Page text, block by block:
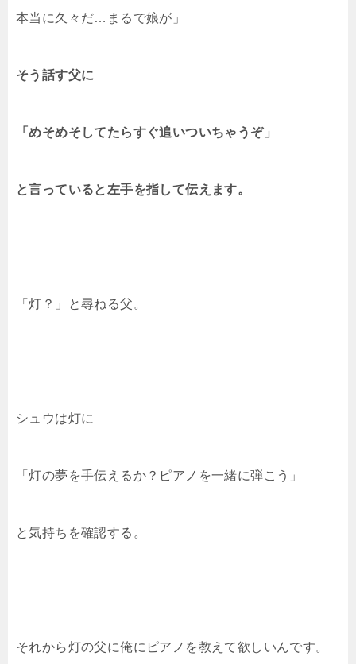
本当に久々だ…まるで娘が」
そう話す父に
「めそめそしてたらすぐ追いついちゃうぞ」
と言っていると左手を指して伝えます。
「灯？」と尋ねる父。
シュウは灯に
「灯の夢を手伝えるか？ピアノを一緒に弾こう」
と気持ちを確認する。
それから灯の父に俺にピアノを教えて欲しいんです。